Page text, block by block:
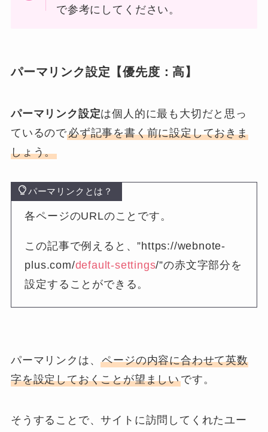
で参考にしてください。
パーマリンク設定【優先度：高】
パーマリンク設定は個人的に最も大切だと思っ
ているので必ず記事を書く前に設定しておきま
しょう。
パーマリンクとは？
各ページのURLのことです。
この記事で例えると、”https://webnote-
plus.com/default-settings/”の赤文字部分を
設定することができる。
パーマリンクは、ページの内容に合わせて英数
字を設定しておくことが望ましいです。
そうすることで、サイトに訪問してくれたユー